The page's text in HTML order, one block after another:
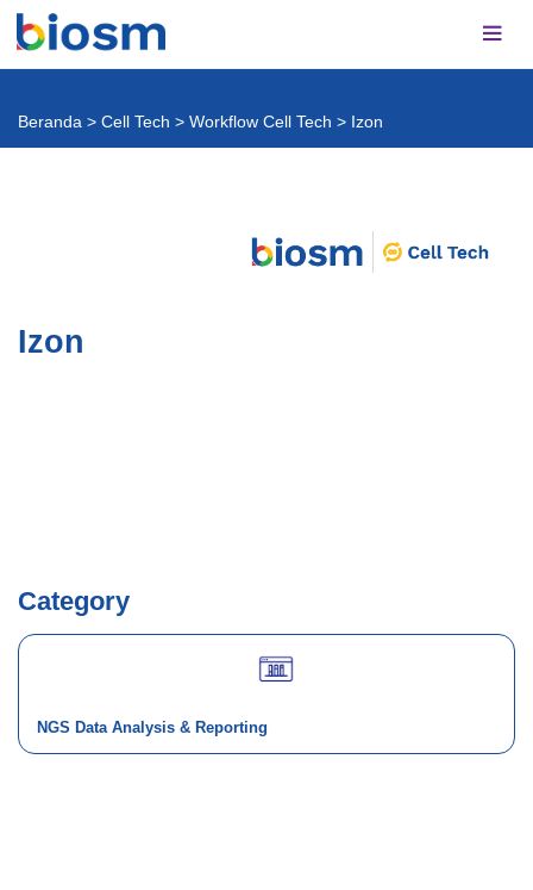
Beranda > Cell Tech > Workflow Cell Tech > Izon
Izon
Category
NGS Data Analysis & Reporting